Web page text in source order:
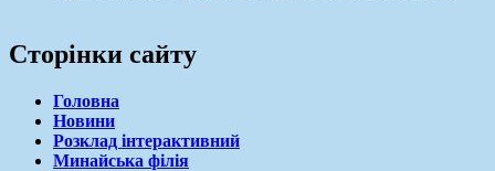
Сторінки сайту
Головна
Новини
Розклад інтерактивний
Минайська філія